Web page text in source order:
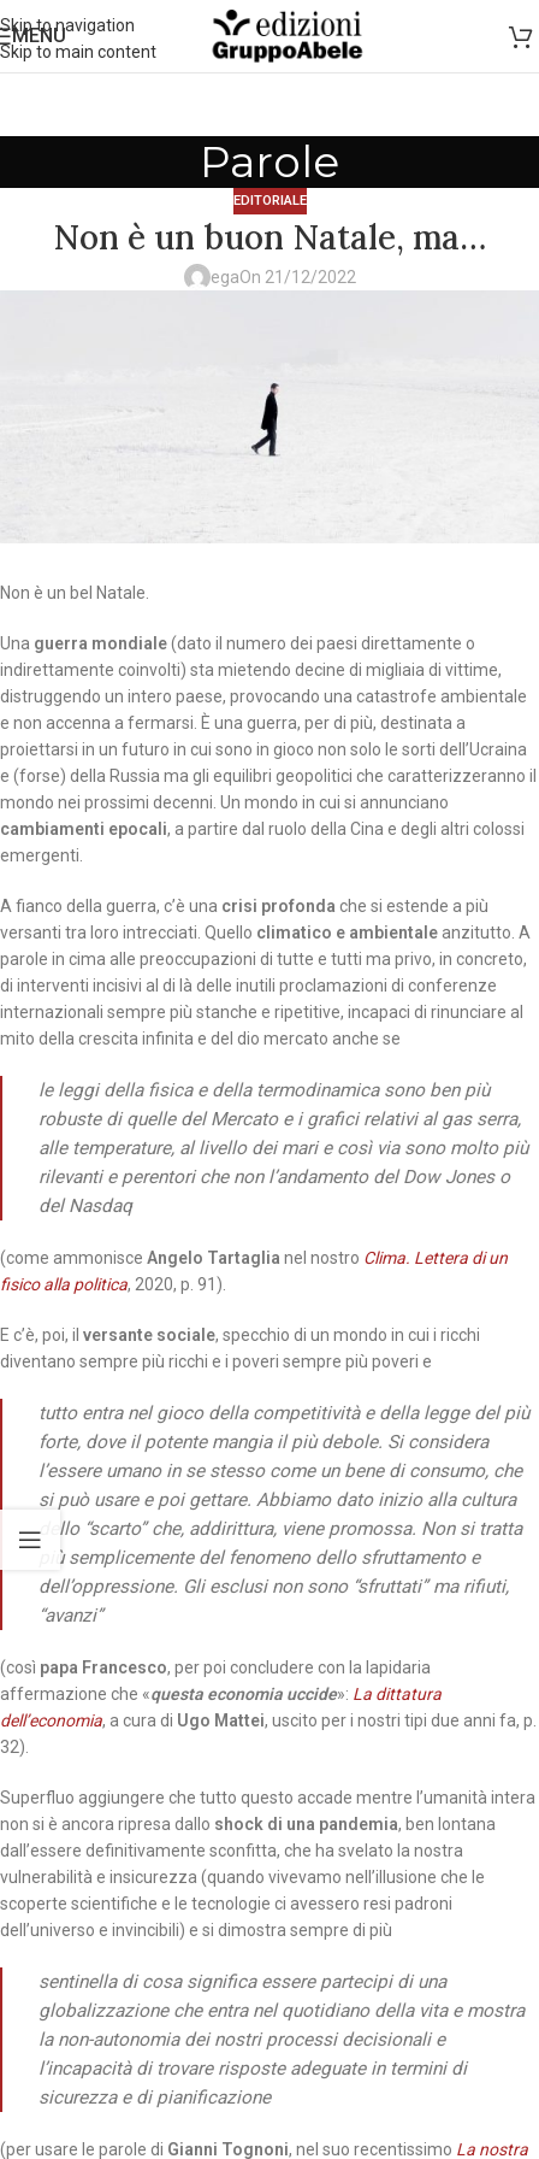
Skip to navigation
Skip to main content
MENU
Parole
EDITORIALE
Non è un buon Natale, ma…
egaOn 21/12/2022
Non è un bel Natale.
Una guerra mondiale(dato il numero dei paesi direttamente o
indirettamente coinvolti) sta mietendo decine di migliaia di vittime,
distruggendo un intero paese, provocando una catastrofe ambientale
e non accenna a fermarsi. È una guerra, per di più, destinata a
proiettarsi in un futuro in cui sono in gioco non solo le sorti dell’Ucraina
e (forse) della Russia ma gli equilibri geopolitici che caratterizzeranno il
mondo nei prossimi decenni. Un mondo in cui si annunciano
cambiamenti epocali, a partire dal ruolo della Cina e degli altri colossi
emergenti.
A fianco della guerra, c’è una crisi profonda che si estende a più
versanti tra loro intrecciati. Quello climatico e ambientale anzitutto. A
parole in cima alle preoccupazioni di tutte e tutti ma privo, in concreto,
di interventi incisivi al di là delle inutili proclamazioni di conferenze
internazionali sempre più stanche e ripetitive, incapaci di rinunciare al
mito della crescita infinita e del dio mercato anche se
le leggi della fisica e della termodinamica sono ben più
robuste di quelle del Mercato e i grafici relativi al gas serra,
alle temperature, al livello dei mari e così via sono molto più
rilevanti e perentori che non l’andamento del Dow Jones o
del Nasdaq
(come ammonisce Angelo Tartaglia nel nostro Clima. Lettera di un
fisico alla politica, 2020, p. 91).
E c’è, poi, il versante sociale, specchio di un mondo in cui i ricchi
diventano sempre più ricchi e i poveri sempre più poveri e
tutto entra nel gioco della competitività e della legge del più
forte, dove il potente mangia il più debole. Si considera
l’essere umano in se stesso come un bene di consumo, che
si può usare e poi gettare. Abbiamo dato inizio alla cultura
dello “scarto” che, addirittura, viene promossa. Non si tratta
più semplicemente del fenomeno dello sfruttamento e
dell’oppressione. Gli esclusi non sono “sfruttati” ma rifiuti,
“avanzi”
(così papa Francesco, per poi concludere con la lapidaria
affermazione che «questa economia uccide»: La dittatura
dell’economia, a cura di Ugo Mattei, uscito per i nostri tipi due anni fa, p.
32).
Superfluo aggiungere che tutto questo accade mentre l’umanità intera
non si è ancora ripresa dallo shock di una pandemia, ben lontana
dall’essere definitivamente sconfitta, che ha svelato la nostra
vulnerabilità e insicurezza (quando vivevamo nell’illusione che le
scoperte scientifiche e le tecnologie ci avessero resi padroni
dell’universo e invincibili) e si dimostra sempre di più
sentinella di cosa significa essere partecipi di una
globalizzazione che entra nel quotidiano della vita e mostra
la non-autonomia dei nostri processi decisionali e
l’incapacità di trovare risposte adeguate in termini di
sicurezza e di pianificazione
(per usare le parole di Gianni Tognoni, nel suo recentissimo La nostra